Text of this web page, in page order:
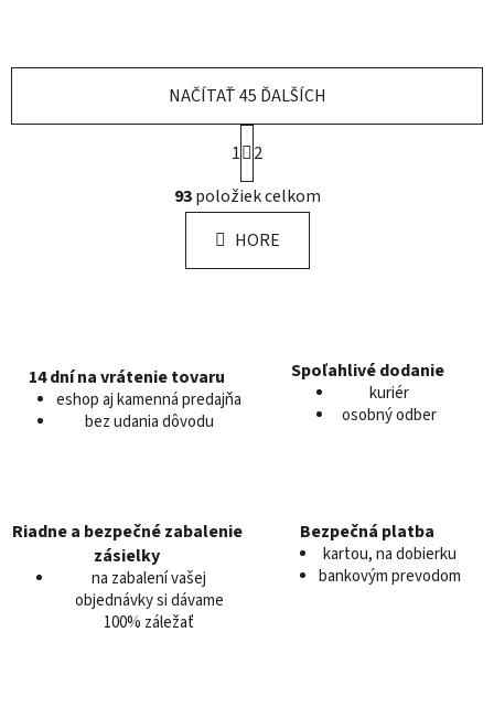
O
v
l
á
d
NAČÍTAŤ 45 ĎALŠÍCH
S
t
r
á
n
k
1
2
93položiek celkom
HORE
14 dní na vrátenie tovaru
eshop aj kamenná predajňa
bez udania dôvodu
Spoľahlivé dodanie
kuriér
osobný odber
Riadne a bezpečné zabalenie
zásielky
na zabalení vašej
objednávky si dávame
100% záležať
Bezpečná platba
kartou, na dobierku
bankovým prevodom